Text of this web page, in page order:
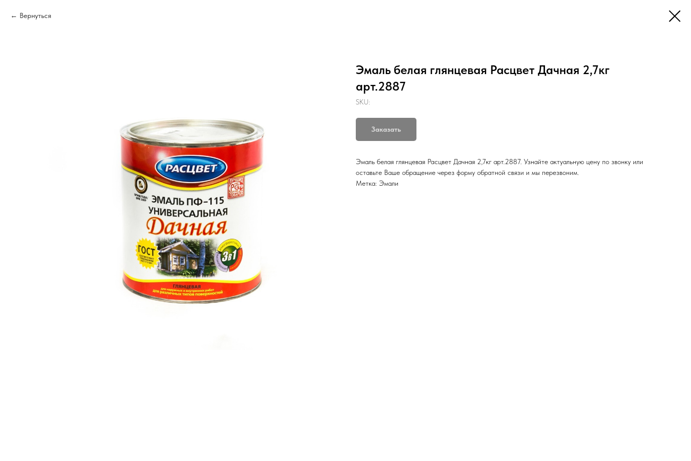
Вернуться
Эмаль белая глянцевая Расцвет Дачная 2,7кг
арт.2887
SKU:
Заказать
Эмаль белая глянцевая Расцвет Дачная 2,7кг арт.2887. Узнайте актуальную цену по звонку или
оставьте Ваше обращение через форму обратной связи и мы перезвоним.
Метка: Эмали